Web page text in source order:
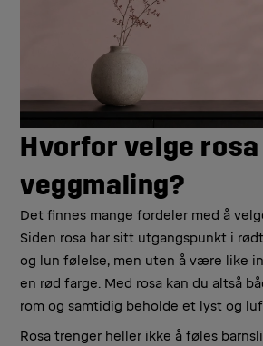
Hvorfor velge rosa
veggmaling?
Det finnes mange fordeler med å
Siden rosa har sitt utgangspunkt i
og lun følelse, men uten å være like
en rød farge. Med rosa kan du altså
rom og samtidig beholde et lyst og
Rosa trenger heller ikke å føles